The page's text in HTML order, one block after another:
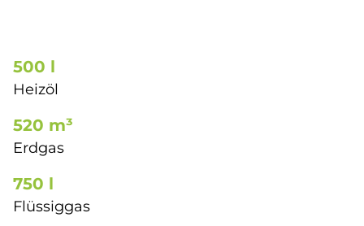
500 l
Heiz­öl
520 m³
Erd­gas
750 l
Flüs­sig­gas